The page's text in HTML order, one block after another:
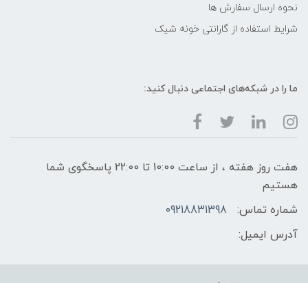
نحوه ارسال سفارش ها
شرایط استفاده از گارانتی خونه شیک
ما را در شبکه‌های اجتماعی دنبال کنید:
هفت روز هفته ، از ساعت 10:00 تا 22:00 پاسخگوی شما
هستیم
شماره تماس:
09218831398
آدرس ایمیل: